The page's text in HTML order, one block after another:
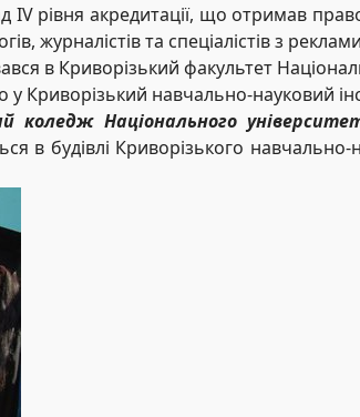
акредитації, що отримав право
журналістів та спеціалістів з
в Криворізький факультет
Криворізький навчально-науковий
коледж Національного
в будівлі Криворізького